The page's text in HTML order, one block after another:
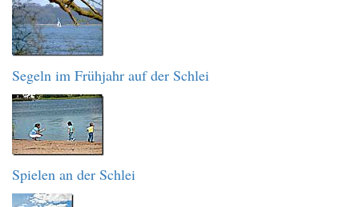
Segeln im Frühjahr auf der Schlei
Spielen an der Schlei